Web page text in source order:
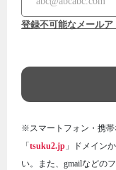
登録不可能なメールア
※スマートフォン・携帯
「 tsuku2.jp 」ドメイン
い。また、gmailなどの